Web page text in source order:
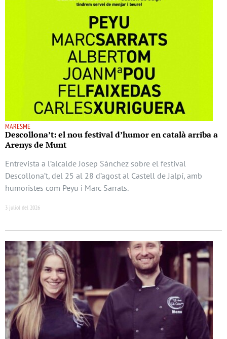
MARESME
Descollona’t: el nou festival d’humor en català arriba a
Arenys de Munt
Entrevista a l’alcalde Josep Sànchez sobre el festival
Descollona’t, del 25 al 28 d’agost al Castell de Jalpí, amb
humoristes com Peyu i Marc Sarrats.
3 juliol del 2026